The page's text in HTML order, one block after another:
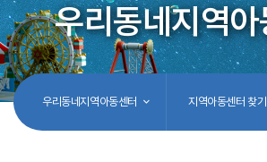
우리동네지역
우리동네지역아동센터 지역아동센터 찾기